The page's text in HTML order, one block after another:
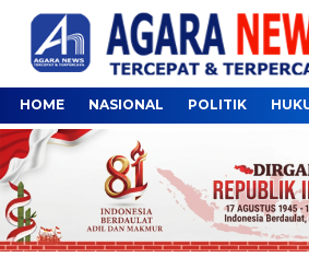
HOME NASIONAL POLITIK